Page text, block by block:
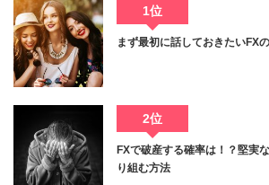
1位
まず最初に話しておきたいFX
2位
FXで破産する確率は！？堅実
り組む方法